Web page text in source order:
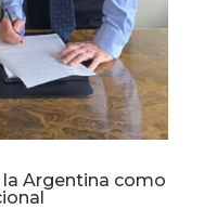
Argentina como